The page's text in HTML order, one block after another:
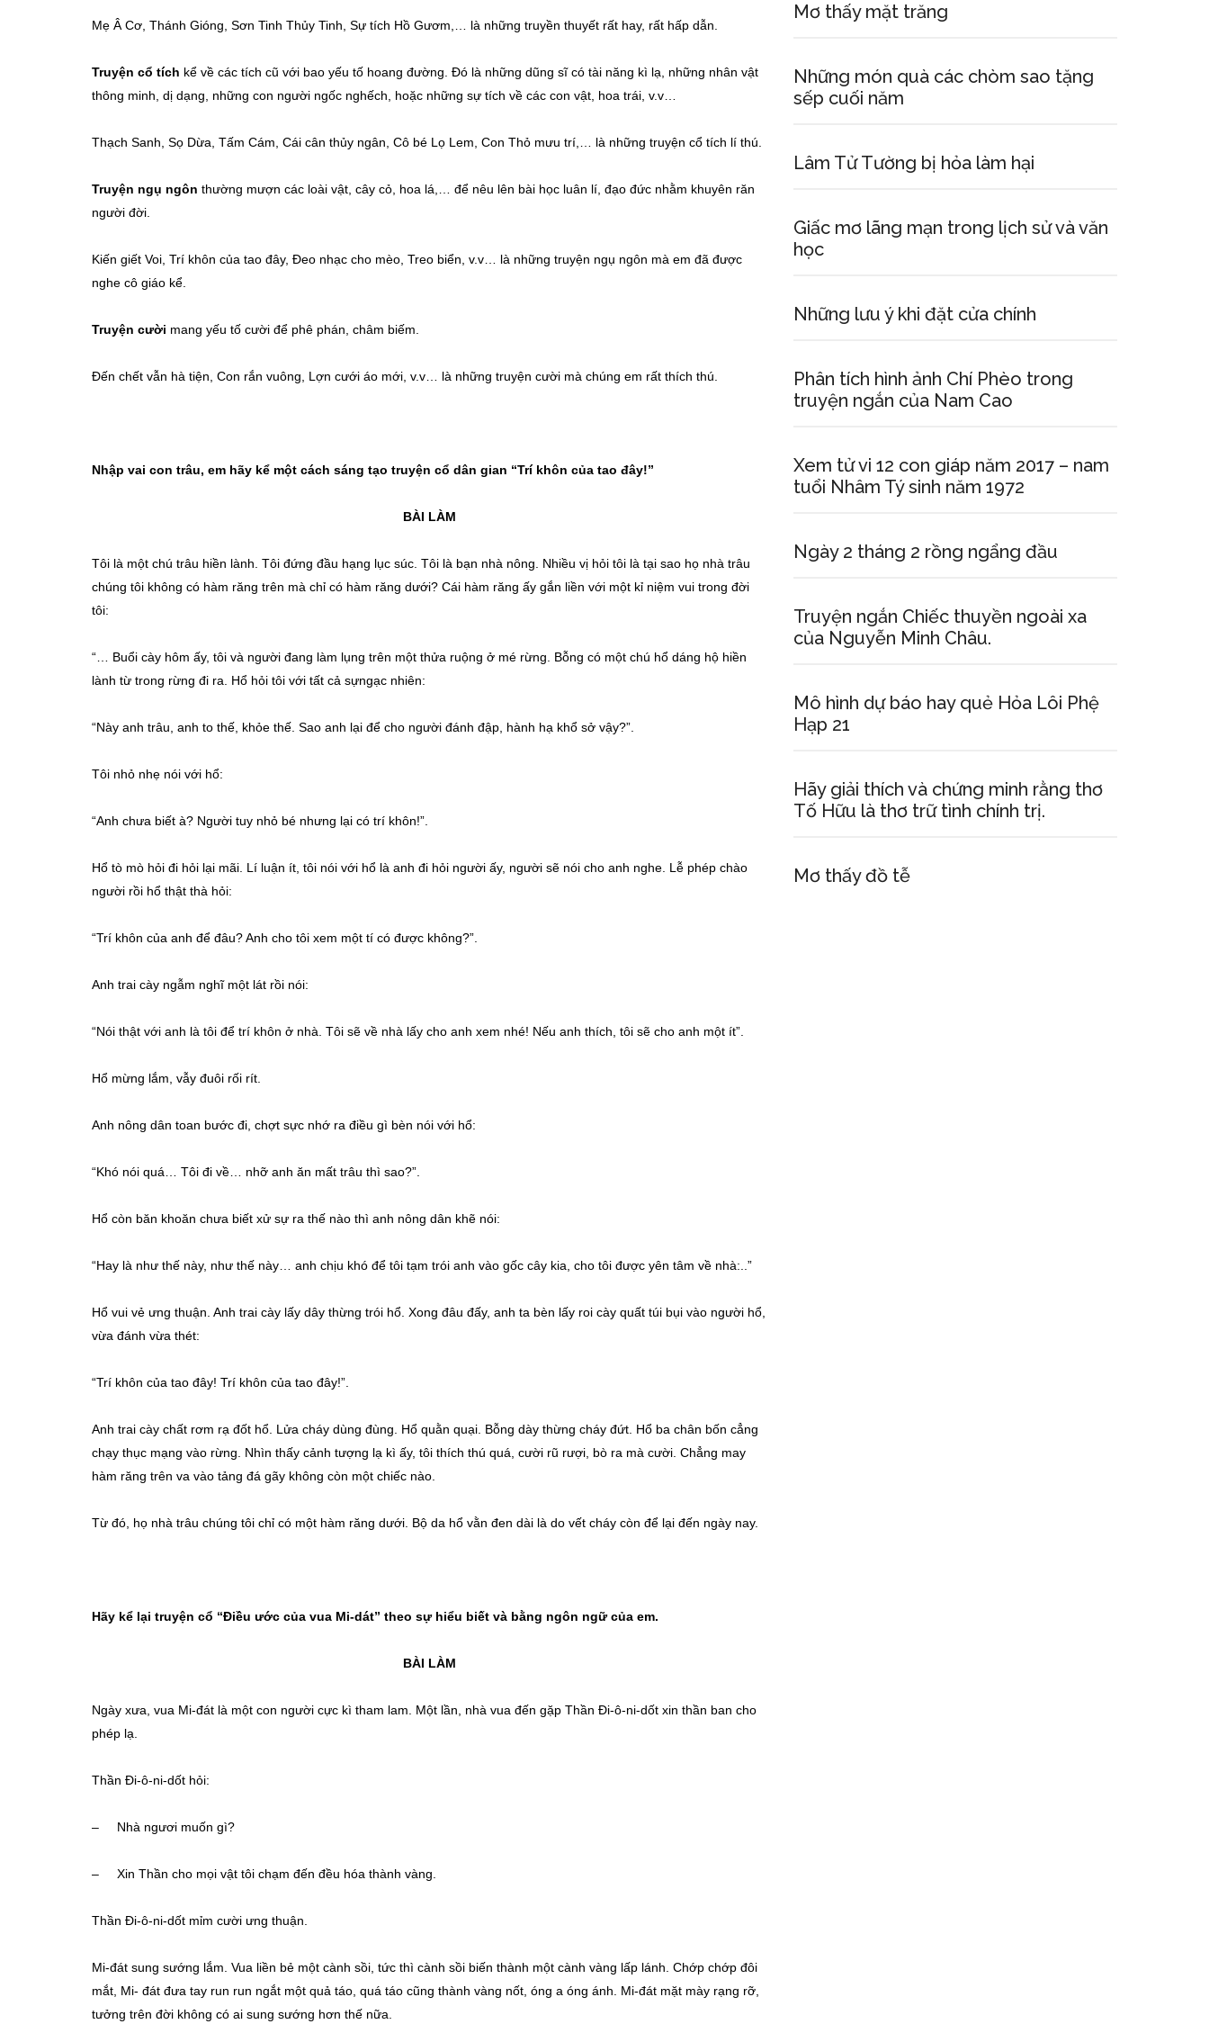
Mẹ Â Cơ, Thánh Gióng, Sơn Tinh Thủy Tinh, Sự tích Hồ Gươm,… là những truyền thuyết rất hay, rất hấp dẫn.
Truyện cổ tích kể về các tích cũ với bao yếu tố hoang đường. Đó là những dũng sĩ có tài năng kì lạ, những nhân vật
thông minh, dị dạng, những con người ngốc nghếch, hoặc những sự tích về các con vật, hoa trái, v.v…
Thạch Sanh, Sọ Dừa, Tấm Cám, Cái cân thủy ngân, Cô bé Lọ Lem, Con Thỏ mưu trí,… là những truyện cổ tích lí thú.
Truyện ngụ ngôn thường mượn các loài vật, cây cỏ, hoa lá,… để nêu lên bài học luân lí, đạo đức nhằm khuyên răn
người đời.
Kiến giết Voi, Trí khôn của tao đây, Đeo nhạc cho mèo, Treo biển, v.v… là những truyện ngụ ngôn mà em đã được
nghe cô giáo kể.
Truyện cười mang yếu tố cười để phê phán, châm biếm.
Đến chết vẫn hà tiện, Con rắn vuông, Lợn cưới áo mới, v.v… là những truyện cười mà chúng em rất thích thú.
Nhập vai con trâu, em hãy kể một cách sáng tạo truyện cổ dân gian “Trí khôn của tao đây!”
BÀI LÀM
Tôi là một chú trâu hiền lành. Tôi đứng đầu hạng lục súc. Tôi là bạn nhà nông. Nhiều vị hỏi tôi là tại sao họ nhà trâu
chúng tôi không có hàm răng trên mà chỉ có hàm răng dưới? Cái hàm răng ấy gắn liền với một kỉ niệm vui trong đời
tôi:
“… Buổi cày hôm ấy, tôi và người đang làm lụng trên một thửa ruộng ở mé rừng. Bỗng có một chú hổ dáng hộ hiền
lành từ trong rừng đi ra. Hổ hỏi tôi với tất cả sựngạc nhiên:
“Này anh trâu, anh to thế, khỏe thế. Sao anh lại để cho người đánh đập, hành hạ khổ sở vậy?”.
Tôi nhỏ nhẹ nói với hổ:
“Anh chưa biết à? Người tuy nhỏ bé nhưng lại có trí khôn!”.
Hổ tò mò hỏi đi hỏi lại mãi. Lí luận ít, tôi nói với hổ là anh đi hỏi người ấy, người sẽ nói cho anh nghe. Lễ phép chào
người rồi hổ thật thà hỏi:
“Trí khôn của anh để đâu? Anh cho tôi xem một tí có được không?”.
Anh trai cày ngẫm nghĩ một lát rồi nói:
“Nói thật với anh là tôi để trí khôn ở nhà. Tôi sẽ về nhà lấy cho anh xem nhé! Nếu anh thích, tôi sẽ cho anh một ít”.
Hổ mừng lắm, vẫy đuôi rối rít.
Anh nông dân toan bước đi, chợt sực nhớ ra điều gì bèn nói với hổ:
“Khó nói quá… Tôi đi về… nhỡ anh ăn mất trâu thì sao?”.
Hổ còn băn khoăn chưa biết xử sự ra thế nào thì anh nông dân khẽ nói:
“Hay là như thế này, như thế này… anh chịu khó để tôi tạm trói anh vào gốc cây kia, cho tôi được yên tâm về nhà:..”
Hổ vui vẻ ưng thuận. Anh trai cày lấy dây thừng trói hổ. Xong đâu đấy, anh ta bèn lấy roi cày quất túi bụi vào người hổ,
vừa đánh vừa thét:
“Trí khôn của tao đây! Trí khôn của tao đây!”.
Anh trai cày chất rơm rạ đốt hổ. Lửa cháy dùng đùng. Hổ quằn quại. Bỗng dày thừng cháy đứt. Hổ ba chân bốn cẳng
chạy thục mạng vào rừng. Nhìn thấy cảnh tượng lạ kì ấy, tôi thích thú quá, cười rũ rượi, bò ra mà cười. Chẳng may
hàm răng trên va vào tảng đá gãy không còn một chiếc nào.
Từ đó, họ nhà trâu chúng tôi chỉ có một hàm răng dưới. Bộ da hổ vằn đen dài là do vết cháy còn để lại đến ngày nay.
Hãy kể lại truyện cổ “Điều ước của vua Mi-dát” theo sự hiểu biết và bằng ngôn ngữ của em.
BÀI LÀM
Ngày xưa, vua Mi-đát là một con người cực kì tham lam. Một lần, nhà vua đến gặp Thần Đi-ô-ni-dốt xin thần ban cho
phép lạ.
Thần Đi-ô-ni-dốt hỏi:
– Nhà ngươi muốn gì?
– Xin Thần cho mọi vật tôi chạm đến đều hóa thành vàng.
Thần Đi-ô-ni-dốt mỉm cười ưng thuận.
Mi-đát sung sướng lắm. Vua liền bẻ một cành sồi, tức thì cành sồi biến thành một cành vàng lấp lánh. Chớp chớp đôi
mắt, Mi- đát đưa tay run run ngắt một quả táo, quá táo cũng thành vàng nốt, óng a óng ánh. Mi-đát mặt mày rạng rỡ,
tưởng trên đời không có ai sung sướng hơn thế nữa.
Mơ thấy mặt trăng
Những món quà các chòm sao tặng
sếp cuối năm
Lâm Tử Tường bị hỏa làm hại
Giấc mơ lãng mạn trong lịch sử và văn
học
Những lưu ý khi đặt cửa chính
Phân tích hình ảnh Chí Phèo trong
truyện ngắn của Nam Cao
Xem tử vi 12 con giáp năm 2017 – nam
tuổi Nhâm Tý sinh năm 1972
Ngày 2 tháng 2 rồng ngẩng đầu
Truyện ngắn Chiếc thuyền ngoài xa
của Nguyễn Minh Châu.
Mô hình dự báo hay quẻ Hỏa Lôi Phệ
Hạp 21
Hãy giải thích và chứng minh rằng thơ
Tố Hữu là thơ trữ tình chính trị.
Mơ thấy đồ tễ